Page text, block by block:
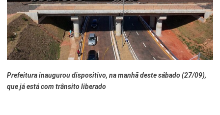
Educação, Ciência e Tecnologia
Esporte e Lazer
Finanças
Habitação
Telefones Úteis
Notícias Anteriores a 2024
LEIS MUNICIPAIS
Prefeitura inaugurou dispositivo, na manhã deste sábado (27/09),
que já está com trânsito liberado